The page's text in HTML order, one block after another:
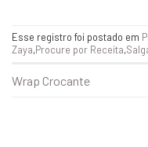
Esse registro foi postado em
Zaya,Procure por Receita,
Wrap Crocante